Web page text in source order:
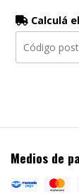
Calculá
Medios de